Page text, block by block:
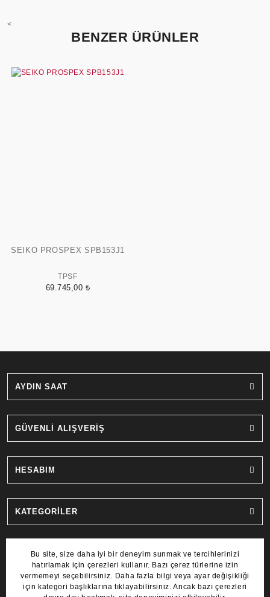
<
BENZER ÜRÜNLER
SEIKO PROSPEX SPB153J1
TPSF
69.745,00 ₺
AYDIN SAAT
GÜVENLİ ALIŞVERİŞ
HESABIM
KATEGORİLER
MARKALAR